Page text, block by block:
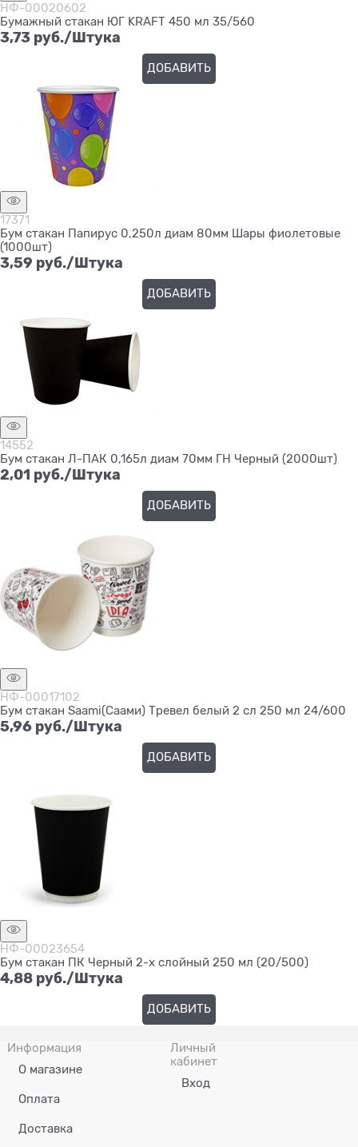
НФ-00020602
Бумажный стакан ЮГ KRAFT 450 мл 35/560
3,73 руб./Штука
ДОБАВИТЬ
17371
Бум стакан Папирус 0,250л диам 80мм Шары фиолетовые
(1000шт)
3,59 руб./Штука
ДОБАВИТЬ
14552
Бум стакан Л-ПАК 0,165л диам 70мм ГН Черный (2000шт)
2,01 руб./Штука
ДОБАВИТЬ
НФ-00017102
Бум стакан Saami(Саами) Тревел белый 2 сл 250 мл 24/600
5,96 руб./Штука
ДОБАВИТЬ
НФ-00023654
Бум стакан ПК Черный 2-х слойный 250 мл (20/500)
4,88 руб./Штука
ДОБАВИТЬ
Информация
О магазине
Оплата
Доставка
Личный
кабинет
Вход